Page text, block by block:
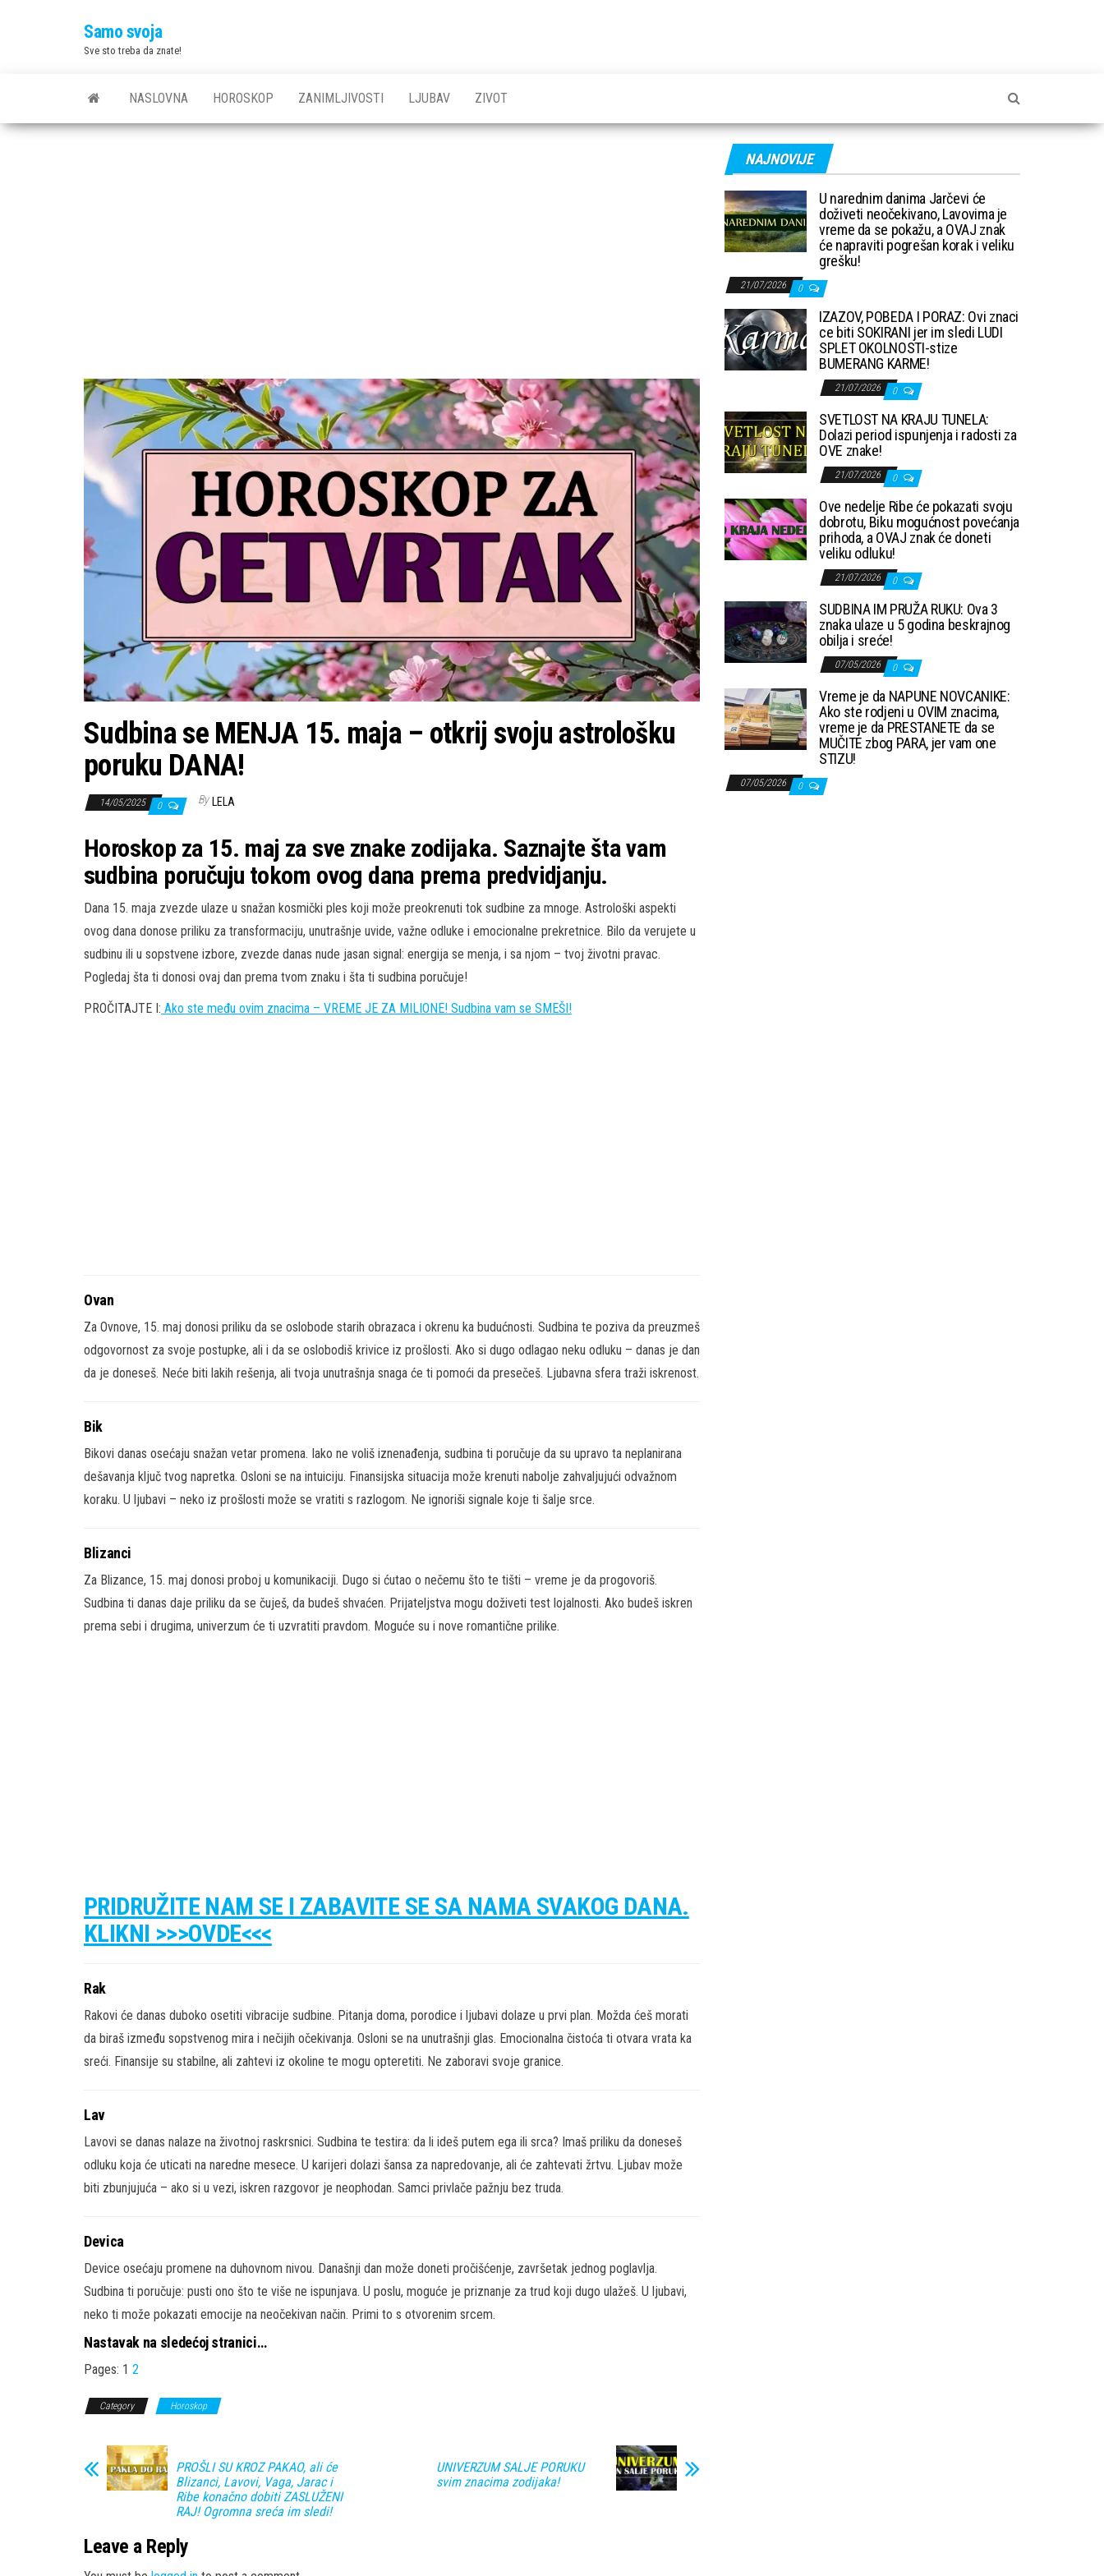
Samo svoja
Sve sto treba da znate!
NASLOVNA HOROSKOP ZANIMLJIVOSTI LJUBAV ZIVOT
Sudbina se MENJA 15. maja – otkrij svoju astrološku
poruku DANA!
14/05/2025 0 By LELA
Horoskop za 15. maj za sve znake zodijaka. Saznajte šta vam
sudbina poručuju tokom ovog dana prema predvidjanju.
Dana 15. maja zvezde ulaze u snažan kosmički ples koji može preokrenuti tok sudbine za mnoge. Astrološki aspekti
ovog dana donose priliku za transformaciju, unutrašnje uvide, važne odluke i emocionalne prekretnice. Bilo da verujete u
sudbinu ili u sopstvene izbore, zvezde danas nude jasan signal: energija se menja, i sa njom – tvoj životni pravac.
Pogledaj šta ti donosi ovaj dan prema tvom znaku i šta ti sudbina poručuje!
PROČITAJTE I: Ako ste među ovim znacima – VREME JE ZA MILIONE! Sudbina vam se SMEŠI!
Ovan
Za Ovnove, 15. maj donosi priliku da se oslobode starih obrazaca i okrenu ka budućnosti. Sudbina te poziva da preuzmeš
odgovornost za svoje postupke, ali i da se oslobodiš krivice iz prošlosti. Ako si dugo odlagao neku odluku – danas je dan
da je doneseš. Neće biti lakih rešenja, ali tvoja unutrašnja snaga će ti pomoći da presečeš. Ljubavna sfera traži iskrenost.
Bik
Bikovi danas osećaju snažan vetar promena. Iako ne voliš iznenađenja, sudbina ti poručuje da su upravo ta neplanirana
dešavanja ključ tvog napretka. Osloni se na intuiciju. Finansijska situacija može krenuti nabolje zahvaljujući odvažnom
koraku. U ljubavi – neko iz prošlosti može se vratiti s razlogom. Ne ignoriši signale koje ti šalje srce.
Blizanci
Za Blizance, 15. maj donosi proboj u komunikaciji. Dugo si ćutao o nečemu što te tišti – vreme je da progovoriš.
Sudbina ti danas daje priliku da se čuješ, da budeš shvaćen. Prijateljstva mogu doživeti test lojalnosti. Ako budeš iskren
prema sebi i drugima, univerzum će ti uzvratiti pravdom. Moguće su i nove romantične prilike.
PRIDRUŽITE NAM SE I ZABAVITE SE SA NAMA SVAKOG DANA.
KLIKNI >>>OVDE<<<
Rak
Rakovi će danas duboko osetiti vibracije sudbine. Pitanja doma, porodice i ljubavi dolaze u prvi plan. Možda ćeš morati
da biraš između sopstvenog mira i nečijih očekivanja. Osloni se na unutrašnji glas. Emocionalna čistoća ti otvara vrata ka
sreći. Finansije su stabilne, ali zahtevi iz okoline te mogu opteretiti. Ne zaboravi svoje granice.
Lav
Lavovi se danas nalaze na životnoj raskrsnici. Sudbina te testira: da li ideš putem ega ili srca? Imaš priliku da doneseš
odluku koja će uticati na naredne mesece. U karijeri dolazi šansa za napredovanje, ali će zahtevati žrtvu. Ljubav može
biti zbunjujuća – ako si u vezi, iskren razgovor je neophodan. Samci privlače pažnju bez truda.
Devica
Device osećaju promene na duhovnom nivou. Današnji dan može doneti pročišćenje, završetak jednog poglavlja.
Sudbina ti poručuje: pusti ono što te više ne ispunjava. U poslu, moguće je priznanje za trud koji dugo ulažeš. U ljubavi,
neko ti može pokazati emocije na neočekivan način. Primi to s otvorenim srcem.
Nastavak na sledećoj stranici…
Pages: 1 2
Category Horoskop
PROŠLI SU KROZ PAKAO, ali će
Blizanci, Lavovi, Vaga, Jarac i
Ribe konačno dobiti ZASLUŽENI
RAJ! Ogromna sreća im sledi!
UNIVERZUM SALJE PORUKU
svim znacima zodijaka!
Leave a Reply
NAJNOVIJE
U narednim danima Jarčevi će
doživeti neočekivano, Lavovima je
vreme da se pokažu, a OVAJ znak
će napraviti pogrešan korak i veliku
grešku!
21/07/2026 0
IZAZOV, POBEDA I PORAZ: Ovi znaci
ce biti SOKIRANI jer im sledi LUDI
SPLET OKOLNOSTI-stize
BUMERANG KARME!
21/07/2026 0
SVETLOST NA KRAJU TUNELA:
Dolazi period ispunjenja i radosti za
OVE znake!
21/07/2026 0
Ove nedelje Ribe će pokazati svoju
dobrotu, Biku mogućnost povećanja
prihoda, a OVAJ znak će doneti
veliku odluku!
21/07/2026 0
SUDBINA IM PRUŽA RUKU: Ova 3
znaka ulaze u 5 godina beskrajnog
obilja i sreće!
07/05/2026 0
Vreme je da NAPUNE NOVCANIKE:
Ako ste rodjeni u OVIM znacima,
vreme je da PRESTANETE da se
MUČITE zbog PARA, jer vam one
STIZU!
07/05/2026 0